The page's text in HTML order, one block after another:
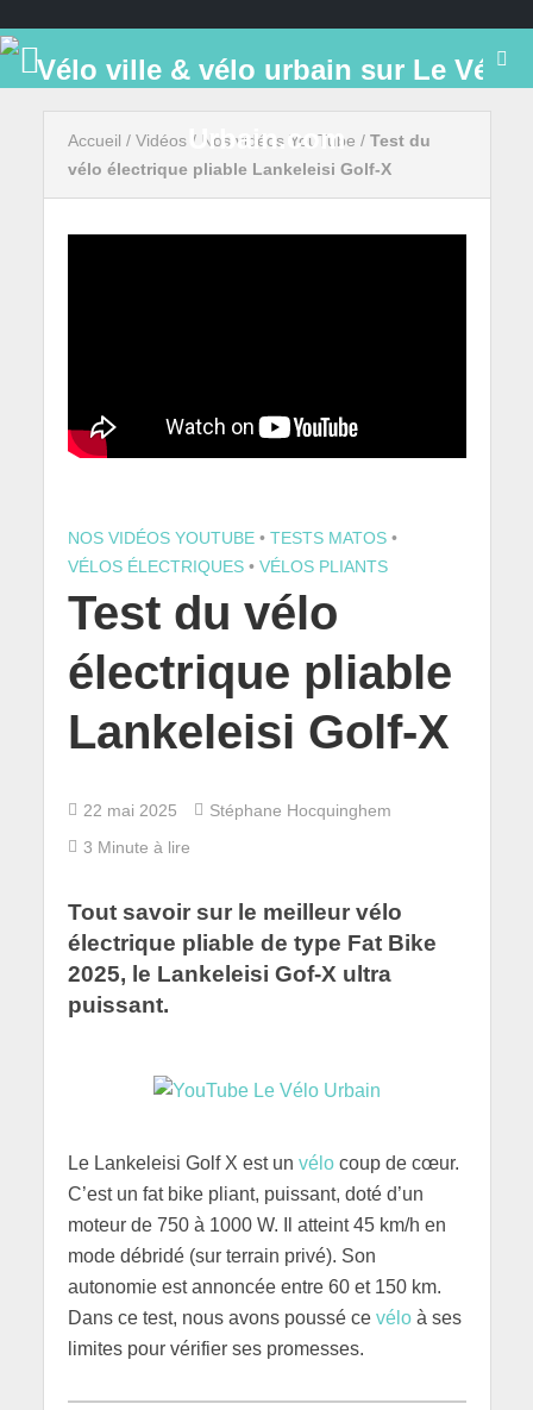
Accueil / Vidéos/ Nos vidéos YouTube / Test du
vélo électrique pliable Lankeleisi Golf-X
NOS VIDÉOS YOUTUBE • TESTS MATOS •
VÉLOS ÉLECTRIQUES • VÉLOS PLIANTS
Test du vélo
électrique pliable
Lankeleisi Golf-X
22 mai 2025
Stéphane Hocquinghem
3 Minute à lire
Tout savoir sur le meilleur vélo
électrique pliable de type Fat Bike
2025, le Lankeleisi Gof-X ultra
puissant.
Le Lankeleisi Golf X est un vélocoup de cœur.
C’est un fat bike pliant, puissant, doté d’un
moteur de 750 à 1000 W. Il atteint 45 km/h en
mode débridé (sur terrain privé). Son
autonomie est annoncée entre 60 et 150 km.
Dans ce test, nous avons poussé ce véloà ses
limites pour vérifier ses promesses.